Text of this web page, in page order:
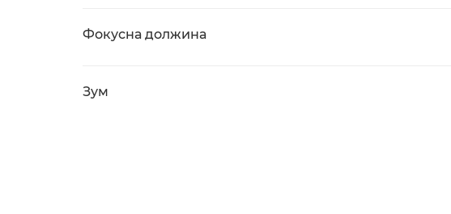
Фокусна должина
Зум